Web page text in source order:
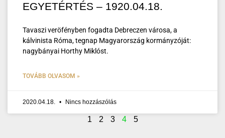
EGYETÉRTÉS – 1920.04.18.
Tavaszi veröfényben fogadta Debreczen városa, a
kálvinista Róma, tegnap Magyarország kormányzóját:
nagybányai Horthy Miklóst.
TOVÁBB OLVASOM »
2020.04.18. Nincs hozzászólás
1 2 3 4 5